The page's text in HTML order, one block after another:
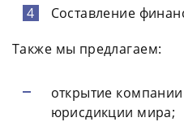
Составление
Также мы предлагаем:
открытие
юрисдикции мира;